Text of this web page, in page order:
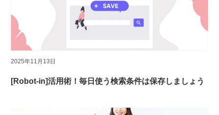
2025年11月13日
[Robot-in]活用術！毎日使う検索条件は保存しましょう